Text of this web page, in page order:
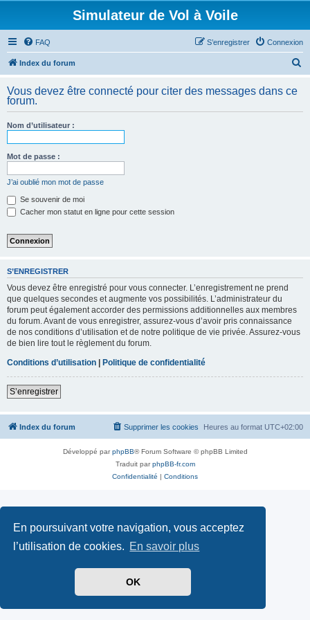
En poursuivant votre navigation, vous acceptez
l’utilisation de cookies. En savoir plus
OK
Simulateur de Vol à Voile
FAQ Connexion
S’enregistrer
Index du forum
h
Vous devez être connecté pour citer des messages dans ce
forum.
Nom d’utilisateur :
Mot de passe :
J’ai oublié mon mot de passe
Se souvenir de moi
Cacher mon statut en ligne pour cette session
S’ENREGISTRER
Vous devez être enregistré pour vous connecter. L’enregistrement ne prend
que quelques secondes et augmente vos possibilités. L’administrateur du
forum peut également accorder des permissions additionnelles aux membres
du forum. Avant de vous enregistrer, assurez-vous d’avoir pris connaissance
de nos conditions d’utilisation et de notre politique de vie privée. Assurez-vous
de bien lire tout le règlement du forum.
Conditions d’utilisation | Politique de confidentialité
S’enregistrer
Index du forum Heures au format UTC+02:00
Supprimer les cookies
Développé parphpBB® Forum Software © phpBB Limited
Traduit parphpBB-fr.com
Confidentialité | Conditions